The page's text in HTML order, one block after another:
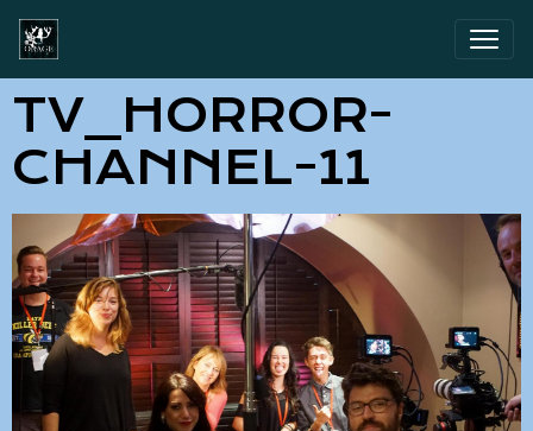
TV_HORROR-
CHANNEL-11